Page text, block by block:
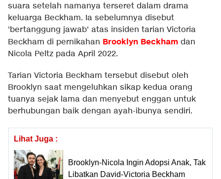
suara setelah namanya terseret dalam drama
keluarga Beckham. Ia sebelumnya disebut
'bertanggung jawab' atas insiden tarian Victoria
Beckham di pernikahan Brooklyn Beckham dan
Nicola Peltz pada April 2022.
Tarian Victoria Beckham tersebut disebut oleh
Brooklyn saat mengeluhkan sikap kedua orang
tuanya sejak lama dan menyebut enggan untuk
berhubungan baik dengan ayah-ibunya sendiri.
Lihat Juga :
Brooklyn-Nicola Ingin Adopsi Anak, Tak
Libatkan David-Victoria Beckham